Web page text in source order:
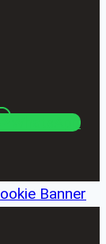
WhatsApp
Banner